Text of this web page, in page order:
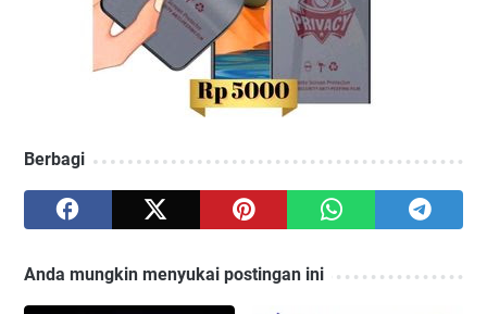
Berbagi
Anda mungkin menyukai postingan ini